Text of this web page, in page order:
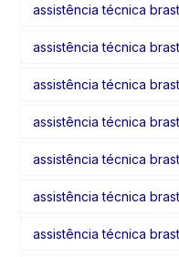
assistência técnica
assistência técnica
assistência técnica
assistência técnica
assistência técnica
assistência técnica
assistência técnica